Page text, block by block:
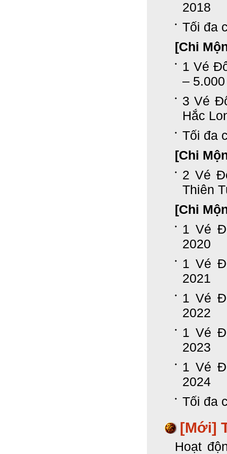
2018
Tối đa
[Chi
1 Vé
– 5.000
3 Vé
Hắc
Tối đa
[Chi
2 Vé
Thiên
[Chi
1 Vé
2020
1 Vé
2021
1 Vé
2022
1 Vé
2023
1 Vé
2024
Tối đa
[Mới]
Hoạt